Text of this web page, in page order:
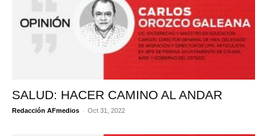
SALUD: HACER CAMINO AL ANDAR
Redacción AFmedios - Oct 31, 2022